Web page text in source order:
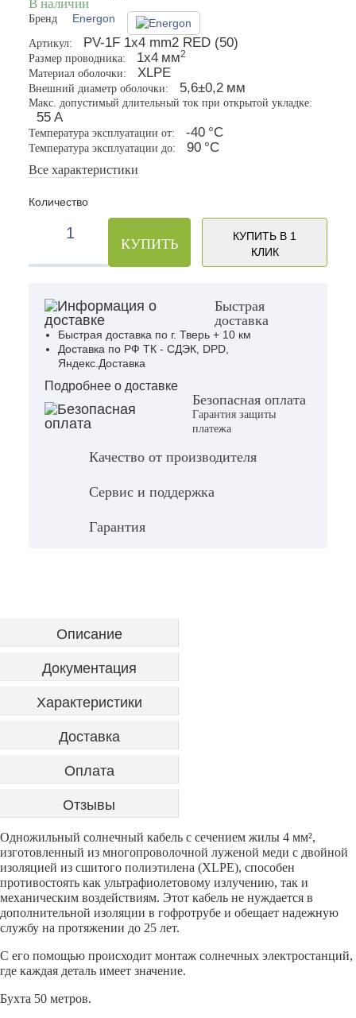
В наличии
Бренд
Energon
Артикул:
PV-1F 1x4 mm2 RED (50)
Размер проводника: 1х4 мм2
Материал оболочки: XLPE
Внешний диаметр оболочки: 5,6±0,2 мм
Макс. допустимый длительный ток при открытой укладке:
55 A
Температура эксплуатации от: -40 °С
Температура эксплуатации до: 90 °С
Все характеристики
Количество
КУПИТЬ
КУПИТЬ В 1
КЛИК
Быстрая
доставка
Быстрая доставка по г. Тверь + 10 км
Доставка по РФ ТК - СДЭК, DPD,
Яндекс.Доставка
Подробнее о доставке
Безопасная оплата
Гарантия защиты
платежа
Качество от производителя
Сервис и поддержка
Гарантия
Описание
Документация
Характеристики
Доставка
Оплата
Отзывы
Одножильный солнечный кабель с сечением жилы 4 мм²,
изготовленный из многопроволочной луженой меди с двойной
изоляцией из сшитого полиэтилена (XLPE), способен
противостоять как ультрафиолетовому излучению, так и
механическим воздействиям. Этот кабель не нуждается в
дополнительной изоляции в гофротрубе и обещает надежную
службу на протяжении до 25 лет.
С его помощью происходит монтаж солнечных электростанций,
где каждая деталь имеет значение.
Бухта 50 метров.